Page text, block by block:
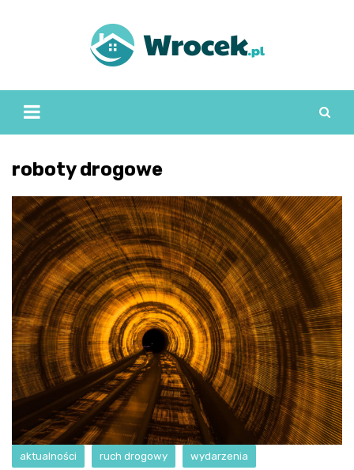
roboty drogowe
aktualności ruch drogowy wydarzenia